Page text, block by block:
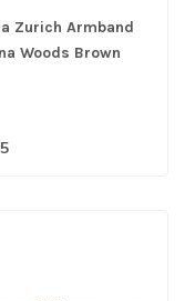
Zurich Armband
Woods Brown